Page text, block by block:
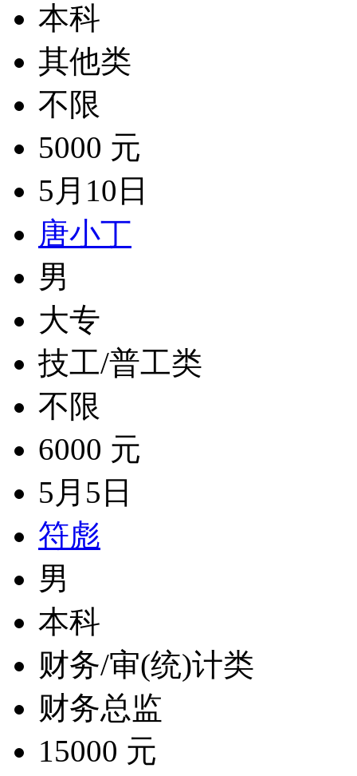
本科
其他类
不限
5000 元
5月10日
唐小丁
男
大专
技工/普工类
不限
6000 元
5月5日
符彪
男
本科
财务/审(统)计类
财务总监
15000 元